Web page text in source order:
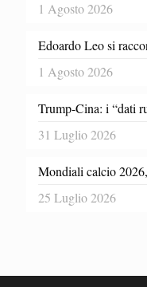
1 Agosto 2026
Edoardo Leo si
1 Agosto 2026
Trump-Cina: i “dati
31 Luglio 2026
Mondiali calcio
25 Luglio 2026